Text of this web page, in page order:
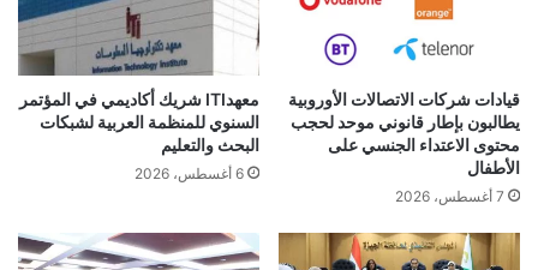
قيادات شركات الاتصالات الأوروبية
يطالبون بإطار قانوني موحد لحجب
محتوى الاعتداء الجنسي على
الأطفال
7 أغسطس، 2026
معهدITI شريك أكاديمي في المؤتمر
السنوي للمنظمة العربية لشبكات
البحث والتعليم
6 أغسطس، 2026